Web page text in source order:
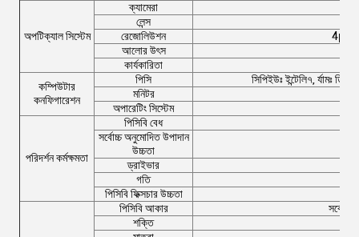
অপটিক্যাল সিস্টেম
ক্যামেরা
লেন্স
রেজোলিউশন
4μm
আলোর উৎস
কার্যকারিতা
কম্পিউটার
কনফিগারেশন
পিসি
সিপিইউঃ ইন্টেলি৭, র্যামঃ
মনিটর
অপারেটিং সিস্টেম
পরিদর্শন কর্মক্ষমতা
পিসিবি বেধ
সর্বোচ্চ অনুমোদিত উপাদান
উচ্চতা
ড্রাইভার
গতি
পিসিবি ফিক্সচার উচ্চতা
পিসিবি আকার
শক্তি